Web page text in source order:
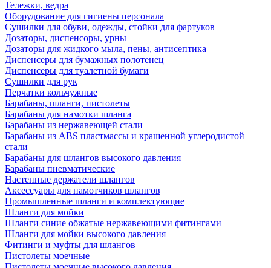
Тележки, ведра
Оборудование для гигиены персонала
Сушилки для обуви, одежды, стойки для фартуков
Дозаторы, диспенсоры, урны
Дозаторы для жидкого мыла, пены, антисептика
Диспенсеры для бумажных полотенец
Диспенсеры для туалетной бумаги
Сушилки для рук
Перчатки кольчужные
Барабаны, шланги, пистолеты
Барабаны для намотки шланга
Барабаны из нержавеющей стали
Барабаны из ABS пластмассы и крашенной углеродистой
стали
Барабаны для шлангов высокого давления
Барабаны пневматические
Настенные держатели шлангов
Аксессуары для намотчиков шлангов
Промышленные шланги и комплектующие
Шланги для мойки
Шланги синие обжатые нержавеющими фитингами
Шланги для мойки высокого давления
Фитинги и муфты для шлангов
Пистолеты моечные